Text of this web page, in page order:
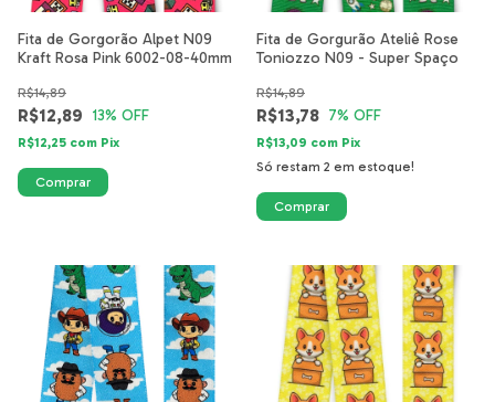
Fita de Gorgorão Alpet N09
Kraft Rosa Pink 6002-08-40mm
R$12,89
R$14,89
13% OFF
R$12,25 com Pix
Fita de Gorgurão Ateliê Rose
Toniozzo N09 - Super Spaço
R$13,78
R$14,89
7% OFF
R$13,09 com Pix
Só restam 2 em estoque!